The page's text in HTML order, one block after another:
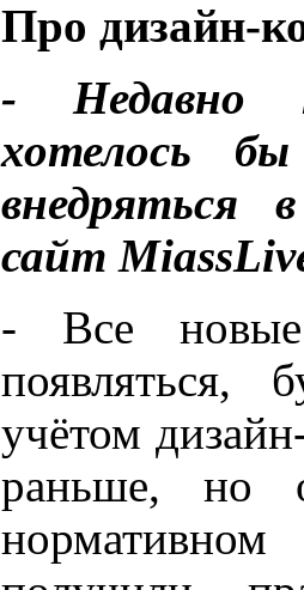
Про дизайн-
- Недавно
хотелось
внедряться
сайт
- Все новые
появляться,
учётом
раньше, но